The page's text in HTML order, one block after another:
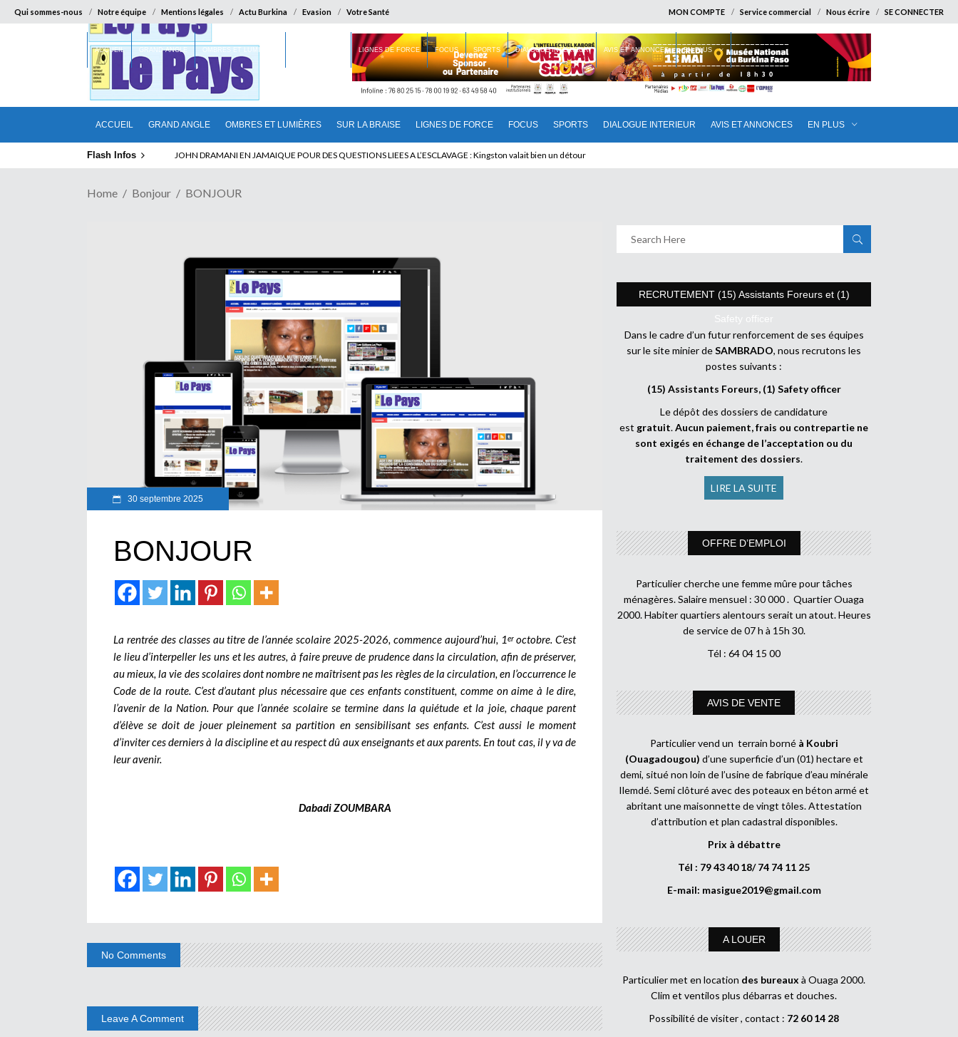
Qui sommes-nous Notre équipe Mentions légales Actu Burkina Evasion Votre Santé MON COMPTE Service commercial Nous écrire SE CONNECTER
ACCUEIL GRAND ANGLE OMBRES ET LUMIÈRES SUR LA BRAISE LIGNES DE FORCE FOCUS SPORTS DIALOGUE INTERIEUR AVIS ET ANNONCES EN PLUS
ACCUEIL GRAND ANGLE OMBRES ET LUMIÈRES LIGNES DE FORCE FOCUS SPORTS DIALOGUE INTERIEUR AVIS ET ANNONCES EN PLUS
Flash Infos ABSENCE PROLONGEE DE PAUL BIYA DU CAMEROUN : Qui pilote le Cameroun ?
Home Bonjour BONJOUR
30 septembre 2025
BONJOUR
La rentrée des classes au titre de l’année scolaire 2025-2026, commence aujourd’hui, 1eroctobre. C’est
le lieu d’interpeller les uns et les autres, à faire preuve de prudence dans la circulation, afin de préserver,
au mieux, la vie des scolaires dont nombre ne maîtrisent pas les règles de la circulation, en l’occurrence le
Code de la route. C’est d’autant plus nécessaire que ces enfants constituent, comme on aime à le dire,
l’avenir de la Nation. Pour que l’année scolaire se termine dans la quiétude et la joie, chaque parent
d’élève se doit de jouer pleinement sa partition en sensibilisant ses enfants. C’est aussi le moment
d’inviter ces derniers à la discipline et au respect dû aux enseignants et aux parents. En tout cas, il y va de
leur avenir.
Dabadi ZOUMBARA
No Comments
Leave A Comment
RECRUTEMENT (15) Assistants Foreurs et (1)
Safety officer
Dans le cadre d’un futur renforcement de ses équipes
sur le site minier deSAMBRADO, nous recrutons les
postes suivants :
(15) Assistants Foreurs, (1) Safety officer
Le dépôt des dossiers de candidature
est gratuit.Aucun paiement, frais ou contrepartie ne
sont exigés en échange de l’acceptation ou du
traitement des dossiers.
LIRE LA SUITE
OFFRE D’EMPLOI
Particulier cherche une femme mûre pour tâches
ménagères. Salaire mensuel : 30 000 . Quartier Ouaga
2000. Habiter quartiers alentours serait un atout. Heures
de service de 07 h à 15h 30.
Tél : 64 04 15 00
AVIS DE VENTE
Particulier vend un terrain borné à Koubri
(Ouagadougou) d’une superficie d’un (01) hectare et
demi, situé non loin de l’usine de fabrique d’eau minérale
Ilemdé. Semi clôturé avec des poteaux en béton armé et
abritant une maisonnette de vingt tôles. Attestation
d’attribution et plan cadastral disponibles.
Prix à débattre
Tél : 79 43 40 18/ 74 74 11 25
E-mail: masigue2019@gmail.com
A LOUER
Particulier met en location des bureaux à Ouaga 2000.
Clim et ventilos plus débarras et douches.
Possibilité de visiter , contact : 72 60 14 28